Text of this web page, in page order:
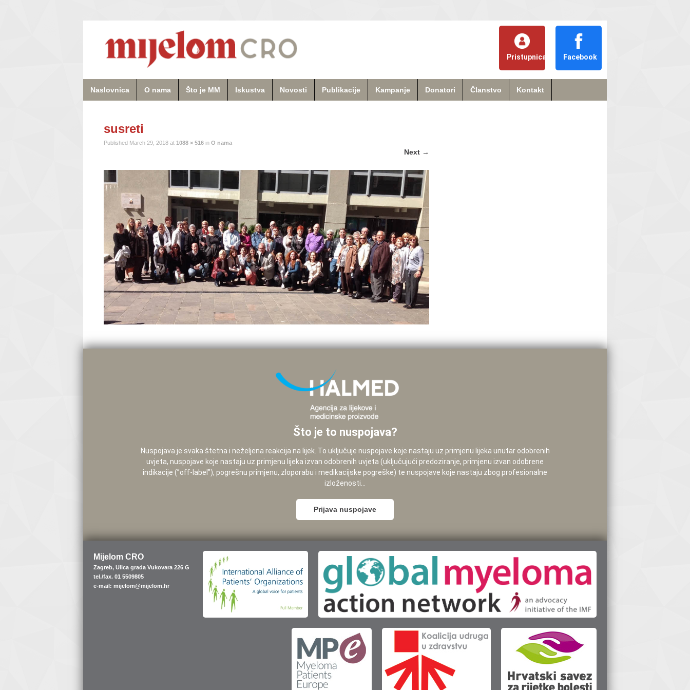
Pristupnica Facebook
Naslovnica O nama Što je MM Iskustva Novosti Publikacije Kampanje Donatori Članstvo Kontakt
susreti
Published March 29, 2018 at 1088 × 516 in O nama
Next →
Što je to nuspojava?
Nuspojava je svaka štetna i neželjena reakcija na lijek. To uključuje nuspojave koje nastaju uz primjenu lijeka unutar odobrenih
uvjeta, nuspojave koje nastaju uz primjenu lijeka izvan odobrenih uvjeta (uključujući predoziranje, primjenu izvan odobrene
indikacije (”off-label”), pogrešnu primjenu, zloporabu i medikacijske pogreške) te nuspojave koje nastaju zbog profesionalne
izloženosti...
Prijava nuspojave
Mijelom CRO
Zagreb, Ulica grada Vukovara 226 G
tel./fax. 01 5509805
e-mail: mijelom@mijelom.hr